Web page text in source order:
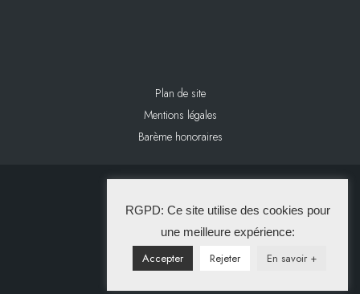
Plan de site
Mentions légales
Barème honoraires
La Solution Immo
RGPD: Ce site utilise des cookies pour
une meilleure expérience:
Accepter Rejeter En savoir +